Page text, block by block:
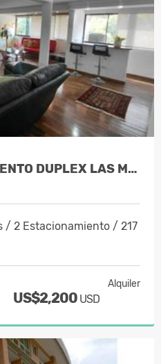
ALQUILER APARTAMENTO DUPLEX LAS MERC…
/ 2 Estacionamiento / 217
Alquiler
US$2,200 USD